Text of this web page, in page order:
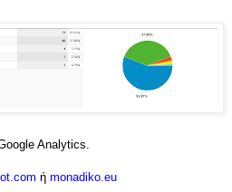
Analytics.
ή monadiko.eu